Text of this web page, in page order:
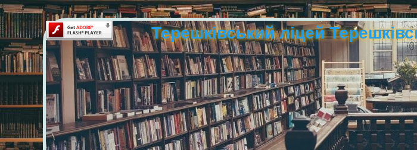
Терешківський ліцей